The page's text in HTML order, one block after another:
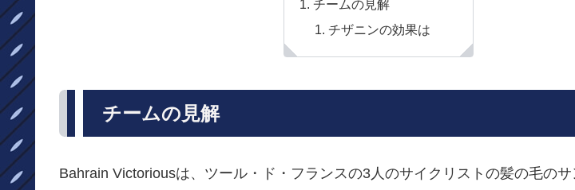
チームの見解
チザニンの効果は
チームの見解
Bahrain Victoriousは、ツール・ド・フランスの3人のサイクリストの髪の毛の